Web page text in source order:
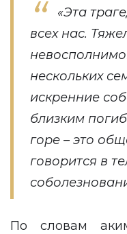
«Эта
всех нас.
нескольких
искренние
близким
горе – это
говорится в
По словам